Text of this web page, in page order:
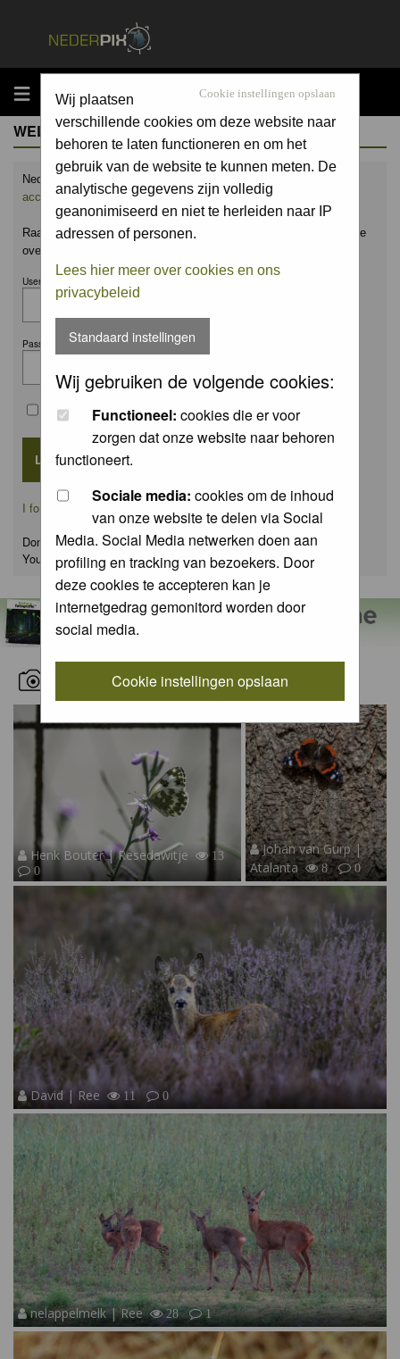
MENU Cookie instellingen opslaan
Wij plaatsen
verschillende cookies om deze website naar
behoren te laten functioneren en om het
gebruik van de website te kunnen meten. De
analytische gegevens zijn volledig
geanonimiseerd en niet te herleiden naar IP
adressen of personen.
Lees hier meer over cookies en ons
privacybeleid
Standaard instellingen
Wij gebruiken de volgende cookies:
Functioneel: cookies die er voor
zorgen dat onze website naar behoren
functioneert.
Sociale media: cookies om de inhoud
van onze website te delen via Social
Media. Social Media netwerken doen aan
profiling en tracking van bezoekers. Door
deze cookies te accepteren kan je
internetgedrag gemonitord worden door
social media.
Cookie instellingen opslaan
WELCOME GUEST
Nederpix.nl is hét platform voor de natuurfotograaf.
account aanen upload ook jouw mooiste foto's.
Raak geïnspireerd door het werk van anderen en leer en praat mee
over alles wat bij natuurfotografie komt kijken!
Username:
Password:
Remember me
I forgot my password
Don't have an account yet?
You canregisterfor FREE
RECENT NATURE PICTURES
Henk Bouter | Resedawitje
13
0
Johan van Gurp |
Atalanta
8 0
David | Ree 11 0
nelappelmelk | Ree 28 1